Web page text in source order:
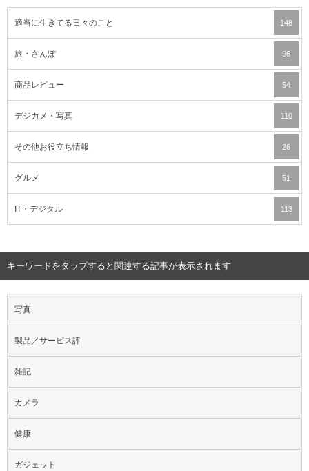
適当に生きてる日々のこと 148
旅・さんぽ 96
商品レビュー 54
デジカメ・写真 110
その他お役立ち情報 26
グルメ 51
IT・デジタル 113
キーワードをタップすると関連する記事が表示されます
写真
製品／サービス評
雑記
カメラ
健康
ガジェット